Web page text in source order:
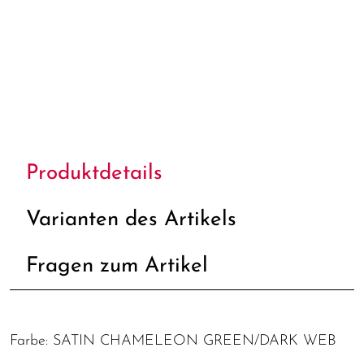
Produktdetails
Varianten des Artikels
Fragen zum Artikel
Farbe: SATIN CHAMELEON GREEN/DARK WEB